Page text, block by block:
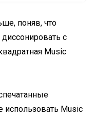
поняв, что
с
Music
использовать Music